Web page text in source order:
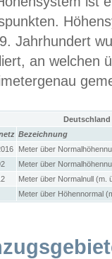
Jahrhundert
an welchen
Bezeichnung
Meter über
Meter über
Meter über Normalnull (m.
Meter über Höhennormal